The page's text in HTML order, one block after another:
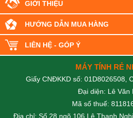
GIỚI THIỆU
HƯỚNG DẪN MUA HÀNG
LIÊN HỆ - GÓP Ý
MÁY TÍNH RẺ
Giấy CNĐKKD số: 01D8026508,
Đại diện: Lê Văn
Mã số thuế:
Địa chỉ: Số 28 ngõ 106 Lê Thanh